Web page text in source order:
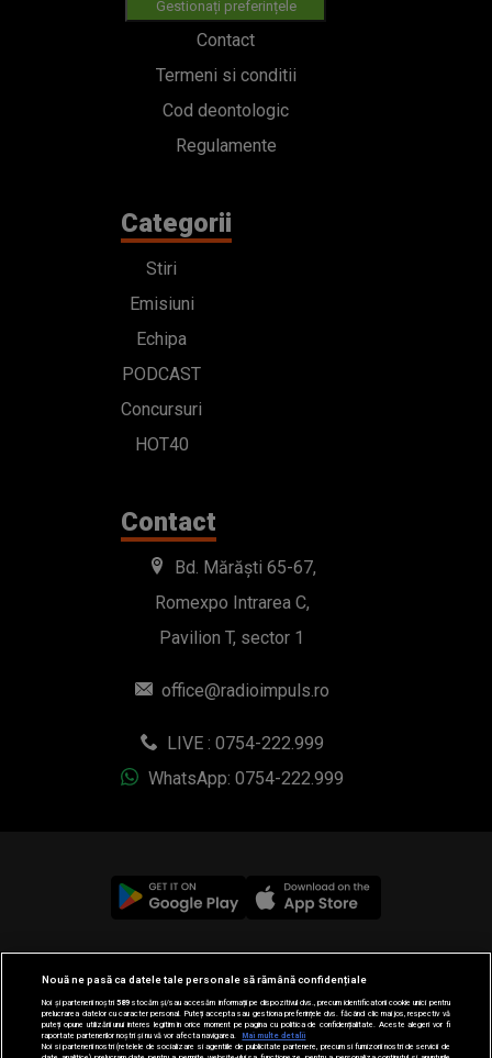
Gestionați preferințele
Contact
Termeni si conditii
Cod deontologic
Regulamente
Categorii
Stiri
Emisiuni
Echipa
PODCAST
Concursuri
HOT40
Contact
Bd. Mărăști 65-67,
Romexpo Intrarea C,
Pavilion T, sector 1
office@radioimpuls.ro
LIVE : 0754-222.999
WhatsApp: 0754-222.999
© 2019-2026 DOGAN MEDIA INTERNATIONAL SA, Toate
drepturile rezervate.
Nouă ne pasă ca datele tale personale să rămână confidențiale
Noi și partenerii noștri589stocăm și/sau accesăm informații pe dispozitivul dvs., precum identificatorii cookie unici pentru
prelucrarea datelor cu caracter personal. Puteți accepta sau gestiona preferințele dvs. făcând clic mai jos, respectiv vă
puteți opune utilizării unui interes legitim în orice moment pe pagina cu politica de confidențialitate. Aceste alegeri vor fi
raportate partenerilor noștri și nu vă vor afecta navigarea.
Mai multe detalii
Noi si partenerii nostri (retelele de socializare si agentiile de publicitate partenere, precum si furnizorii nostri de servicii de